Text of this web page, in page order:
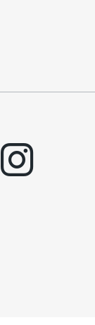
instagram